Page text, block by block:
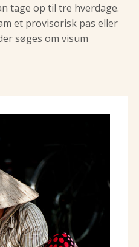
tage op til tre hverdage.
et provisorisk pas eller
søges om visum